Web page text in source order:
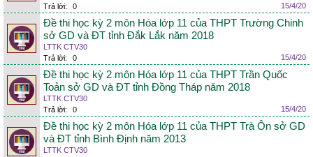
Trả lời:
0 15/4/20
Đề thi học kỳ 2 môn Hóa lớp 11 của THPT Trường Chinh
sở GD và ĐT tỉnh Đắk Lắk năm 2018
LTTK CTV30
Trả lời:
0 15/4/20
Đề thi học kỳ 2 môn Hóa lớp 11 của THPT Trần Quốc
Toản sở GD và ĐT tỉnh Đồng Tháp năm 2018
LTTK CTV30
Trả lời:
0 15/4/20
Đề thi học kỳ 2 môn Hóa lớp 11 của THPT Trà Ôn sở GD
và ĐT tỉnh Bình Định năm 2013
LTTK CTV30